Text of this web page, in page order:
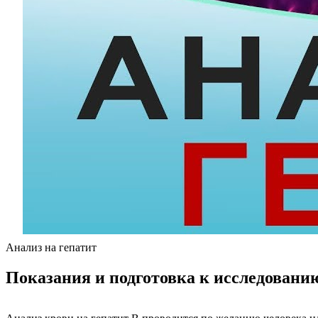
Анализ на гепатит
Показания и подготовка к